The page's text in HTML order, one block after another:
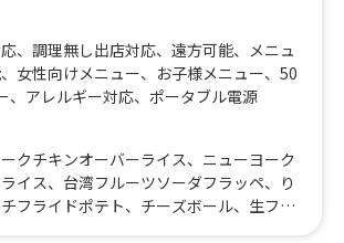
、 調理無し出店対応、 遠方可能、
メニュ
、 女性向けメニュー、 お子様メニュー、 50
、 アレルギー対応、 ポータブル電源
クチキンオーバーライス、ニューヨーク
イス、台湾フルーツソーダフラッペ、り
フライドポテト、チーズボール、生フラ